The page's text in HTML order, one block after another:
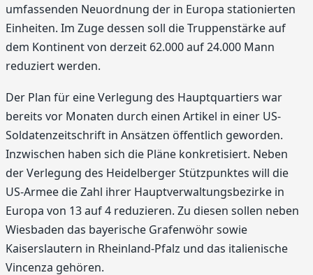
umfassenden Neuordnung der in Europa stationierten
Einheiten. Im Zuge dessen soll die Truppenstärke auf
dem Kontinent von derzeit 62.000 auf 24.000 Mann
reduziert werden.
Der Plan für eine Verlegung des Hauptquartiers war
bereits vor Monaten durch einen Artikel in einer US-
Soldatenzeitschrift in Ansätzen öffentlich geworden.
Inzwischen haben sich die Pläne konkretisiert. Neben
der Verlegung des Heidelberger Stützpunktes will die
US-Armee die Zahl ihrer Hauptverwaltungsbezirke in
Europa von 13 auf 4 reduzieren. Zu diesen sollen neben
Wiesbaden das bayerische Grafenwöhr sowie
Kaiserslautern in Rheinland-Pfalz und das italienische
Vincenza gehören.